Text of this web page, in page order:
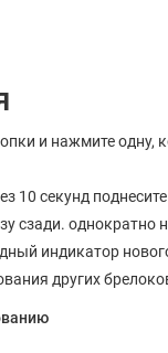
и нажмите
10 секунд
сзади. однократно
индикатор
других